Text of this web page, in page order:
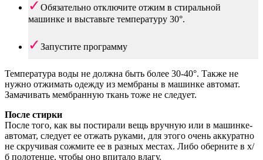
Обязательно отключите отжим в стиральной
машинке и выставьте температуру 30°.
Запустите программу
Температура воды не должна быть более 30-40°. Также не
нужно отжимать одежду из мембраны в машинке автомат.
Замачивать мембранную ткань тоже не следует.
После стирки
После того, как вы постирали вещь вручную или в машинке-
автомат, следует ее отжать руками, для этого очень аккуратно
не скручивая сожмите ее в разных местах. Либо оберните в х/
б полотенце, чтобы оно впитало влагу.